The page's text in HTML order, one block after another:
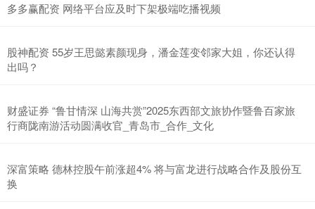
多多赢配资 网络平台应及时下架极端吃播视频
股神配资 55岁王思懿素颜现身，潘金莲变邻家大姐，你还认得
出吗？
财盛证券 “鲁甘情深 山海共赏”2025东西部文旅协作暨鲁百家旅
行商陇南游活动圆满收官_青岛市_合作_文化
深富策略 德林控股午前涨超4% 将与富龙进行战略合作及股份互
换